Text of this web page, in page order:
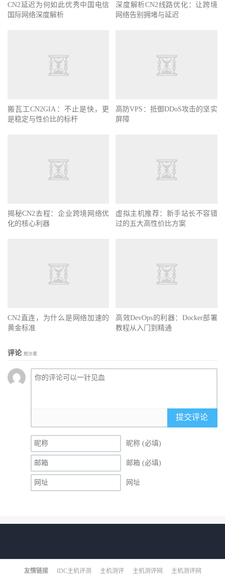
CN2延迟为何如此优秀中国电信
国际网络深度解析
深度解析CN2线路优化：让跨境
网络告别拥堵与延迟
搬瓦工CN2GIA：不止是快，更
是稳定与性价比的标杆
高防VPS：抵御DDoS攻击的坚实
屏障
揭秘CN2去程：企业跨境网络优
化的核心利器
虚拟主机推荐：新手站长不容错
过的五大高性价比方案
CN2直连，为什么是网络加速的
黄金标准
高效DevOps的利器：Docker部署
教程从入门到精通
评论 抢沙发
提交评论
昵称 (必填)
邮箱 (必填)
网址
友情链接 IDC主机评测 主机测评 主机测评网 主机测评网